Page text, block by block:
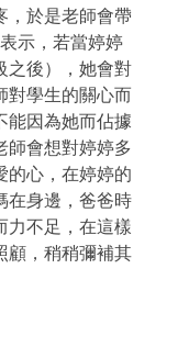
，於是老師會帶
示，若當婷婷
之後），她會對
對學生的關心而
能因為她而佔據
師會想對婷婷多
的心，在婷婷的
在身邊，爸爸時
力不足，在這樣
顧，稍稍彌補其